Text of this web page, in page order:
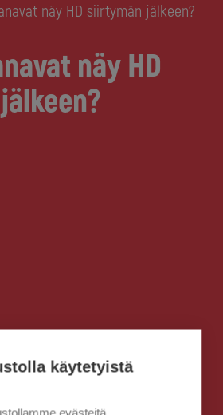
näy HD siirtymän jälkeen?
näy HD
käytetyistä
evästeitä